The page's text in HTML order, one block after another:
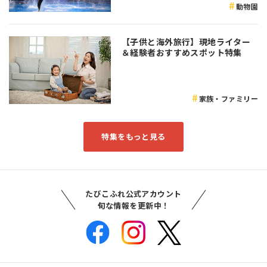
動物園
【子供と海外旅行】現地ライター
＆経験者おすすめスポット特集
家族・ファミリー
特集をもっと見る
たびこふれ公式アカウント
旬な情報を更新中！